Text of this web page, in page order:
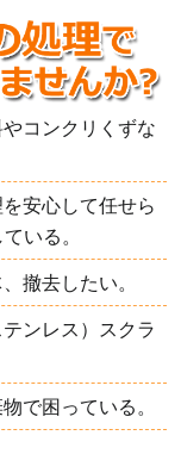
コンクリくずな
安心して任せら
いる。
撤去したい。
ンレス）スクラ
で困っている。